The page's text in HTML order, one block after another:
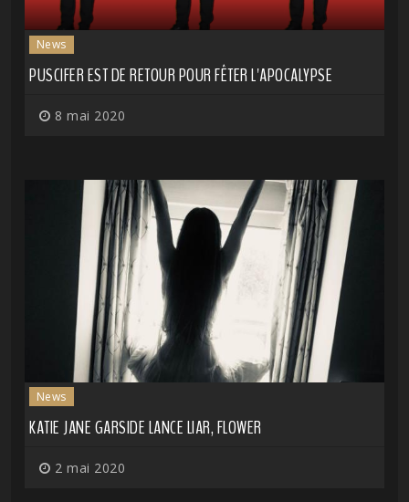
News
PUSCIFER EST DE RETOUR POUR FÊTER L'APOCALYPSE
8 mai 2020
News
KATIE JANE GARSIDE LANCE LIAR, FLOWER
2 mai 2020